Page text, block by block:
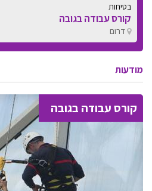
בטיחות
קורס עבודה בגובה
דרום
מודעות
קורס עבודה בגובה